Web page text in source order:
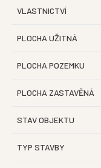
VLASTNICTVÍ
PLOCHA UŽITNÁ
PLOCHA POZEMKU
PLOCHA ZASTAVĚNÁ
STAV OBJEKTU
TYP STAVBY